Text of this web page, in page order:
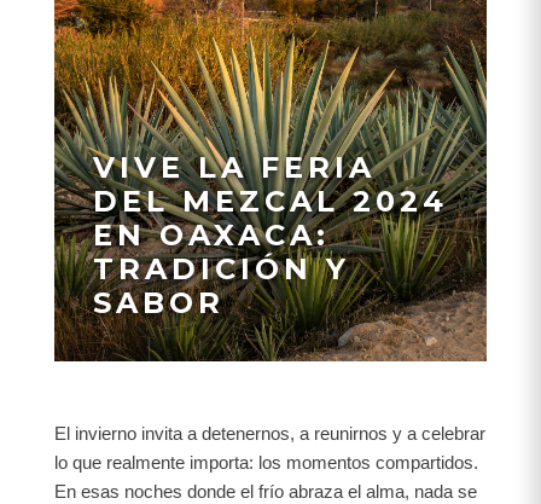
VIVE LA FERIA
DEL MEZCAL 2024
EN OAXACA:
TRADICIÓN Y
SABOR
El invierno invita a detenernos, a reunirnos y a celebrar
lo que realmente importa: los momentos compartidos.
En esas noches donde el frío abraza el alma, nada se